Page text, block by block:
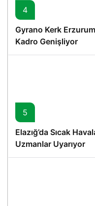
4
Gyrano Kerk
Kadro Genişliyor
5
Elazığ’da Sıcak
Uzmanlar Uyarıyor